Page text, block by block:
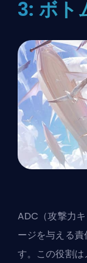
3: ボト
ADC（攻撃力
ージを与える
す。この役割